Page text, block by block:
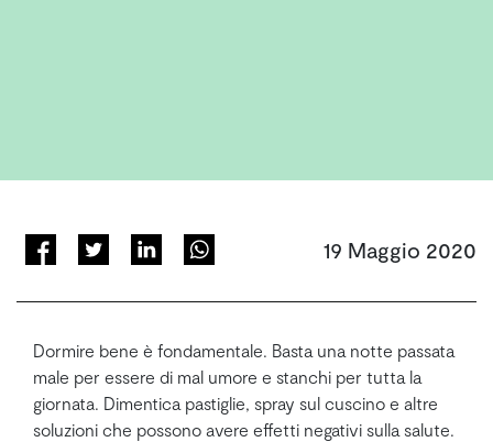
19 Maggio 2020
Dormire bene è fondamentale. Basta una notte passata
male per essere di mal umore e stanchi per tutta la
giornata. Dimentica pastiglie, spray sul cuscino e altre
soluzioni che possono avere effetti negativi sulla salute.